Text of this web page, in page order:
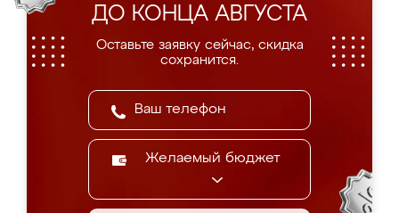
ДО КОНЦА АВГУСТА
Оставьте заявку сейчас, скидка
сохранится.
Желаемый бюджет